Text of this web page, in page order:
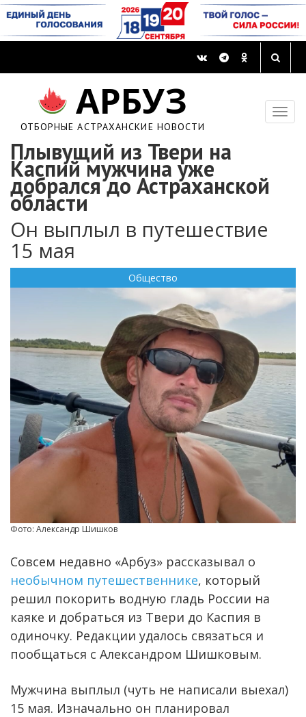
АРБУЗ
ОТБОРНЫЕ АСТРАХАНСКИЕ НОВОСТИ
Плывущий из Твери на
Каспий мужчина уже
добрался до Астраханской
области
Он выплыл в путешествие
15 мая
Общество
Фото: Александр Шишков
Совсем недавно «Арбуз» рассказывал о
необычном путешественнике, который
решил покорить водную гладь России на
каяке и добраться из Твери до Каспия в
одиночку. Редакции удалось связаться и
пообщаться с Александром Шишковым.
Мужчина выплыл (чуть не написали выехал)
15 мая. Изначально он планировал